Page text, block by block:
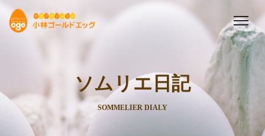
ソムリエ日記
SOMMELIER DIALY